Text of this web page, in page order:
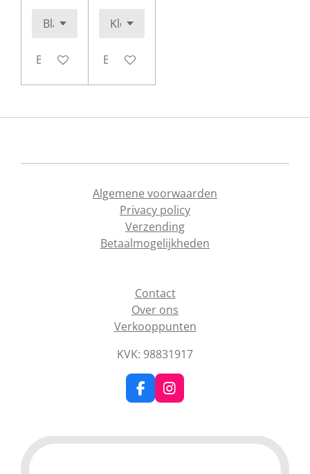
Bekijk details Bekijk details
Algemene voorwaarden
Privacy policy
Verzending
Betaalmogelijkheden
Contact
Over ons
Verkooppunten
KVK: 98831917
F
a
e
b
I
n
t
a